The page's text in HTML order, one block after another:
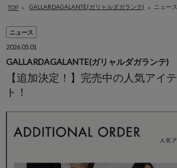
TOP GALLARDAGALANTE(ガリャルダガランテ) ニュー
ニュース
2026.05.01
GALLARDAGALANTE(ガリャルダガランテ)
【追加決定！】完売中の人気アイ
ト！